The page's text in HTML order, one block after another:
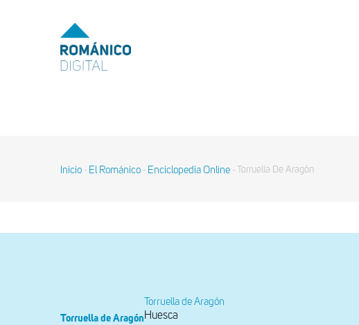
MENU
TOP
navegación
Inicio - El Románico - Enciclopedia Online - Torruella De Aragón
Torruella de Aragón
Torruella de Aragón
Huesca